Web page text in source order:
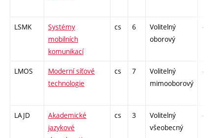
LSMK
Systémy
mobilních
komunikací
cs 6
Volitelný
oborový
-
LMOS
Moderní síťové
technologie
cs 7
Volitelný
mimooborový
-
LAJD
Akademické
jazykové
cs 3
Volitelný
všeobecný
-